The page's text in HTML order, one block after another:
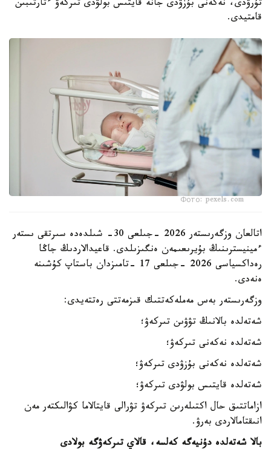
تۇرۋدى، نەكەنى بۇزۋدى جانە قايتىس بولۋدى تىركەۋ ءتارتىبىن
قامتيدى.
Фото: pexels.com
اتالعان وزگەرىستەر 2026 -جىلعى 30- شىلدەدە سىرتقى ىستەر
ءمينيسترىنىڭ بۇيرىعىمەن ەنگىزىلدى. قاعيدالاردىڭ جاڭا
رەداكسياسى 2026 -جىلعى 17 -تامىزدان باستاپ كۇشىنە
ەنەدى.
وزگەرىستەر بەس مەملەكەتتىك قىزمەتتى رەتتەيدى:
شەتەلدە بالانىڭ تۋۋىن تىركەۋ؛
شەتەلدە نەكەنى تىركەۋ؛
شەتەلدە نەكەنى بۇزۋدى تىركەۋ؛
شەتەلدە قايتىس بولۋدى تىركەۋ؛
ازاماتتىق حال اكتىلەرىن تىركەۋ تۋرالى قايتالاما كۋالىكتەر مەن
انىقتامالاردى بەرۋ.
بالا شەتەلدە دۇنيەگە كەلسە، قالاي تىركەۋگە بولادى